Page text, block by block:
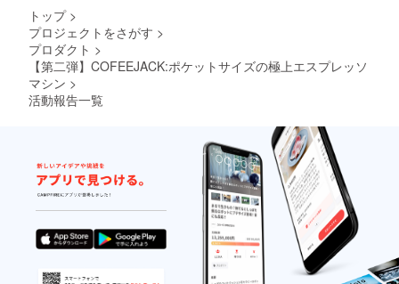
理解しています。
COFFEEJACKプロジェクト
の大量配送は、しばらくの
間、私たちのリソースを消
費してきました。しかし、
もしれない損害が私たちに
とって重要ではないという
ことを意味するものではあ
りません。その逆で、非常
郵便番
号 例：
Shibuy
a 2
Chome
−22−3
Shibuy
a
Higashi
Buildin
g 5F
Shibuy
a-ku
トップ >
プロジェクトをさがす >
プロダクト >
【第二弾】COFEEJACK:ポケットサイズの極上エスプレッソ
マシン >
活動報告一覧